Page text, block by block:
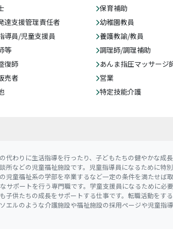
保育補助
達支援管理責任者
幼稚園教員
導員/児童支援員
養護教諭/教員
等
調理師/調理補助
復師
あんま指圧マッサージ
売者
営業
特定技能介護
代わりに生活指導を行ったり、子どもたちの健やかな成
所などの児童福祉施設です。児童指導員になるために
児童福祉系の学部を卒業するなど一定の条件を満たせ
サポートを行う専門職です。学童支援員になるために
子供たちの成長をサポートする仕事です。転職活動を
エルのような介護施設や福祉施設の採用ページや児童